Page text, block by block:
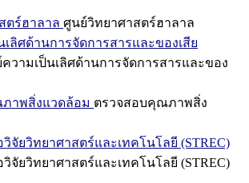
ตร์ฮาลาล ศูนย์วิทยาศาสตร์ฮาลาล
ลิศด้านการจัดการสารและของเสีย
วามเป็นเลิศด้านการจัดการสารและของ
าพสิ่งแวดล้อม ตรวจสอบคุณภาพสิ่ง
จัยวิทยาศาสตร์และเทคโนโลยี (STREC)
จัยวิทยาศาสตร์และเทคโนโลยี (STREC)